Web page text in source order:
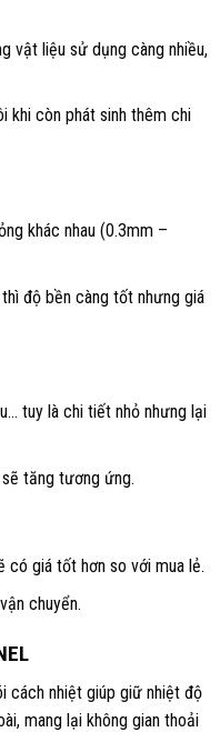
vật liệu sử dụng càng nhiều,
khi còn phát sinh thêm chi
khác nhau (0.3mm –
độ bền càng tốt nhưng giá
tuy là chi tiết nhỏ nhưng lại
tăng tương ứng.
có giá tốt hơn so với mua lẻ.
chuyển.
cách nhiệt giúp giữ nhiệt độ
mang lại không gian thoải